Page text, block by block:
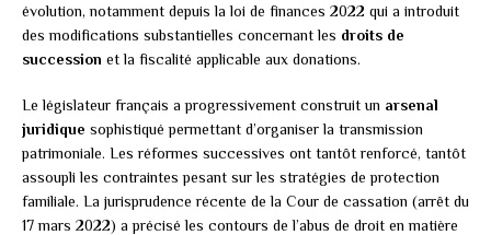
évolution, notamment depuis la loi de finances 2022 qui a introduit
des modifications substantielles concernant les droits de
succession et la fiscalité applicable aux donations.
Le législateur français a progressivement construit un arsenal
juridique sophistiqué permettant d’organiser la transmission
patrimoniale. Les réformes successives ont tantôt renforcé, tantôt
assoupli les contraintes pesant sur les stratégies de protection
familiale. La jurisprudence récente de la Cour de cassation (arrêt du
17 mars 2022) a précisé les contours de l’abus de droit en matière